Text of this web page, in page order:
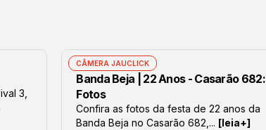
3,
CÂMERA JAUCLICK
Banda Beja | 22 Anos - Casarão 682:
Fotos
Confira as fotos da festa de 22 anos da
Banda Beja no Casarão 682,... [leia+]